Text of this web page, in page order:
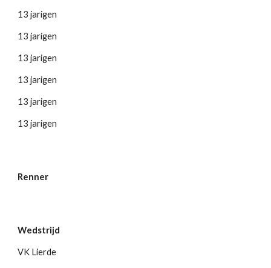
13 jarigen
13 jarigen
13 jarigen
13 jarigen
13 jarigen
13 jarigen
Renner
Wedstrijd
VK Lierde